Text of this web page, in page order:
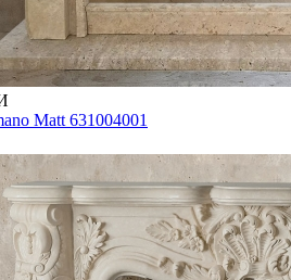
Matt 631004001